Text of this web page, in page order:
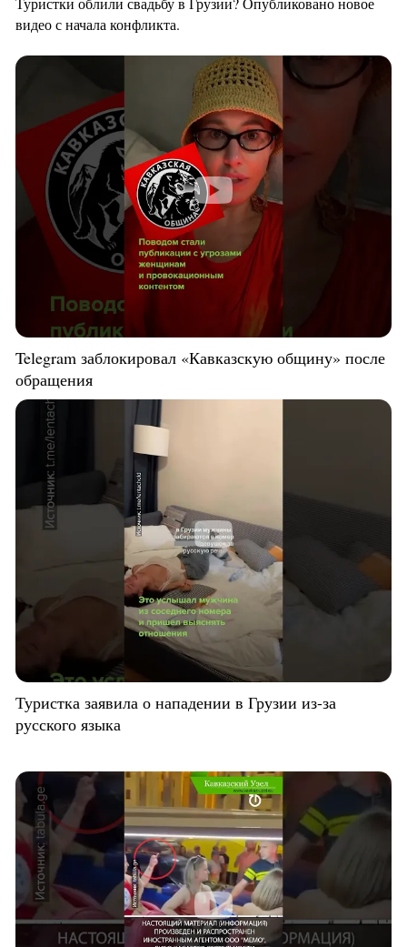
видео с начала конфликта.
Telegram заблокировал «Кавказскую общину» после
обращения
Туристка заявила о нападении в Грузии из-за
русского языка